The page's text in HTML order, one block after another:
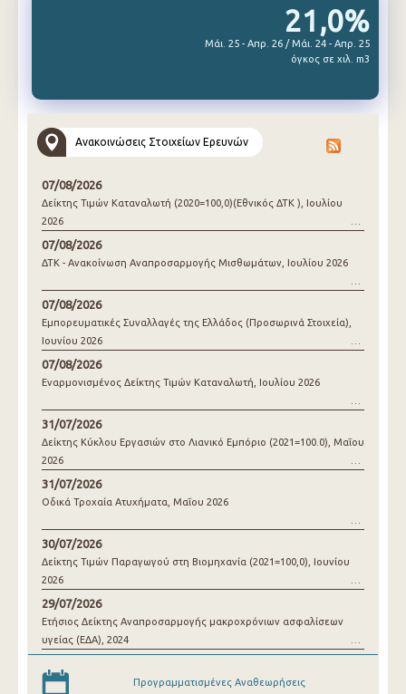
21,0%
Μάι. 25 - Απρ. 26 / Μάι. 24 - Απρ. 25
όγκος σε χιλ. m3
Ανακοινώσεις Στοιχείων Ερευνών
07/08/2026
Δείκτης Τιμών Καταναλωτή (2020=100,0)(Εθνικός ΔΤΚ ), Ιουλίου
2026
07/08/2026
ΔΤΚ - Ανακοίνωση Αναπροσαρμογής Μισθωμάτων, Ιουλίου 2026
07/08/2026
Εμπορευματικές Συναλλαγές της Ελλάδος (Προσωρινά Στοιχεία),
Ιουνίου 2026
07/08/2026
Εναρμονισμένος Δείκτης Τιμών Καταναλωτή, Ιουλίου 2026
31/07/2026
Δείκτης Κύκλου Εργασιών στο Λιανικό Εμπόριο (2021=100.0), Μαΐου
2026
31/07/2026
Οδικά Τροχαία Ατυχήματα, Μαΐου 2026
30/07/2026
Δείκτης Τιμών Παραγωγού στη Βιομηχανία (2021=100,0), Ιουνίου
2026
29/07/2026
Ετήσιος Δείκτης Αναπροσαρμογής μακροχρόνιων ασφαλίσεων
υγείας (ΕΔΑ), 2024
Προγραμματισμένες Αναθεωρήσεις